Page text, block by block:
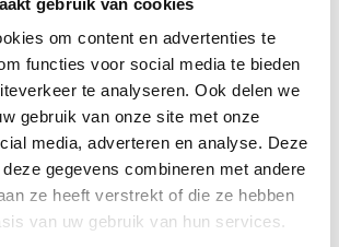
om content en advertenties te
functies voor social media te bieden
te analyseren. Ook delen we
gebruik van onze site met onze
media, adverteren en analyse. Deze
gegevens combineren met andere
ze heeft verstrekt of die ze hebben
van uw gebruik van hun services.
moeilijk
kan je melden via het